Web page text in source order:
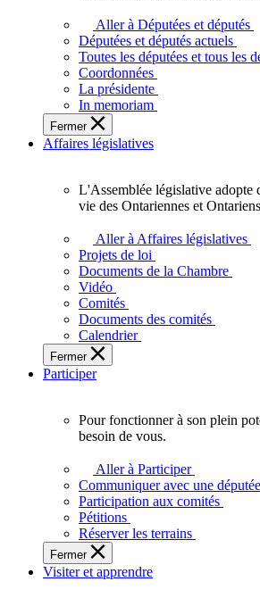
députés
vous
représentent
sein
de
l'Assemblée
législative
l'Ontario.
Aller à Députées et députés
Députées et députés actuels
Toutes les députées et tous les
Coordonnées
La présidente
In memoriam
Fermer
Affaires législatives
L'Assemblée
adopte
touchent
des
Ontariennes
et
L'Assemblée législative adopte
vie des Ontariennes et
Aller à Affaires législatives
Projets de loi
Documents de la Chambre
Vidéo
Comités
Documents des comités
Calendrier
Fermer
Participer
plein
potentiel,
l'Assemblée
a
besoin
de
Pour fonctionner à son plein
besoin de vous.
Aller à Participer
Communiquer avec une
Participation aux comités
Pétitions
Réserver les terrains
Fermer
Visiter et apprendre